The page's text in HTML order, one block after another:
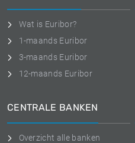
Wat is Euribor?
1-maands Euribor
3-maands Euribor
12-maands Euribor
CENTRALE BANKEN
Overzicht alle banken